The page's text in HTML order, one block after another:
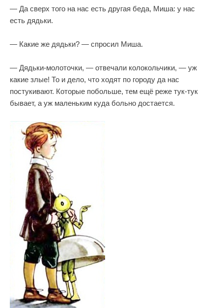
— Да сверх того на нас есть другая беда, Миша: у нас
есть дядьки.
— Какие же дядьки? — спросил Миша.
— Дядьки-молоточки, — отвечали колокольчики, — уж
какие злые! То и дело, что ходят по городу да нас
постукивают. Которые побольше, тем ещё реже тук-тук
бывает, а уж маленьким куда больно достается.